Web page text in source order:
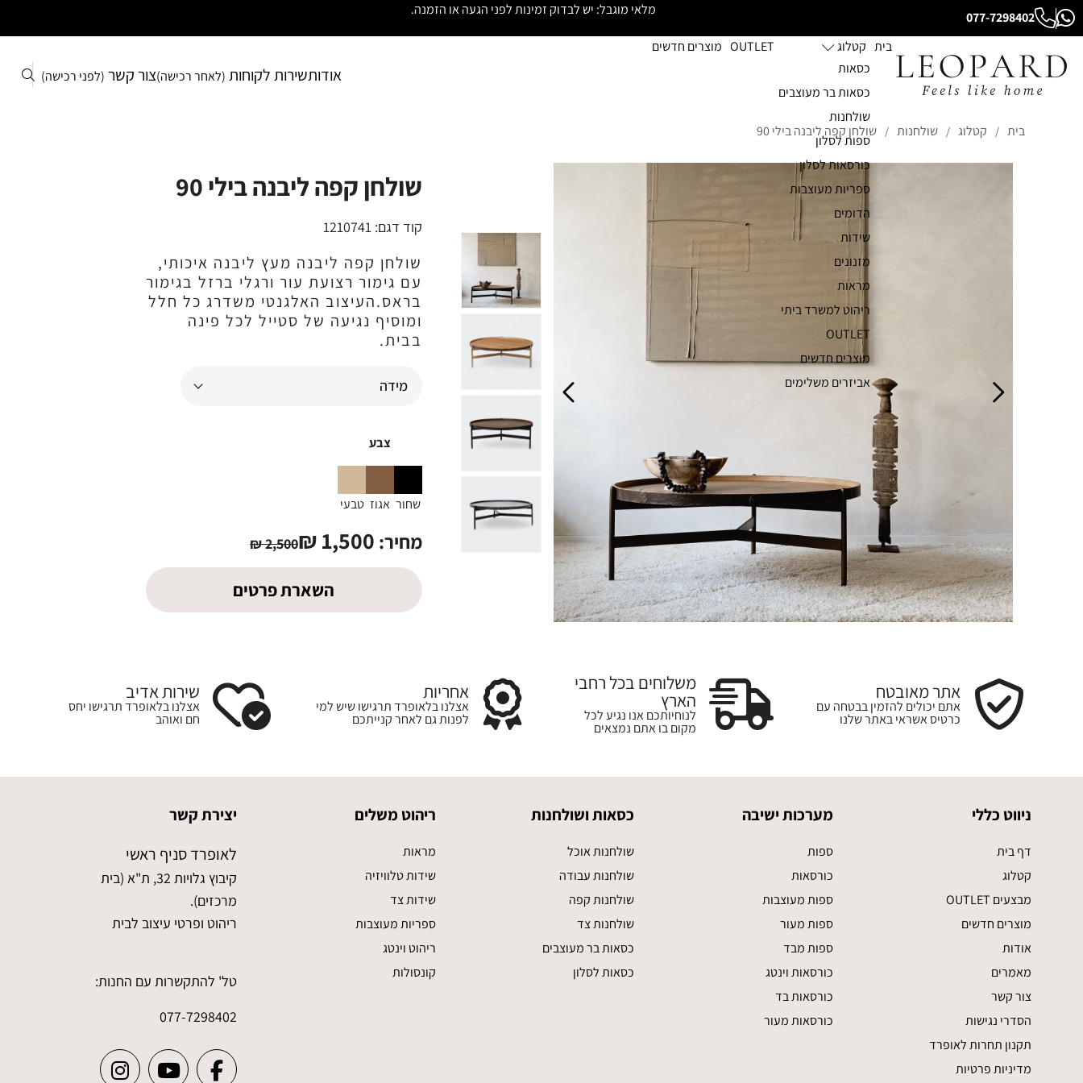
מלאי מוגבל: יש לבדוק זמינות לפני הגעה או הזמנה.
077-7298402
בית קטלוג
כסאות
כסאות בר מעוצבים
שולחנות
ספות לסלון
כורסאות לסלון
ספריות מעוצבות
הדומים
שידות
מזנונים
מראות
ריהוט למשרד ביתי
OUTLET
מוצרים חדשים
אביזרים משלימים
OUTLET מוצרים חדשים
אודותשירות לקוחות (לאחר רכישה)צור קשר (לפני רכישה)
בית / קטלוג / שולחנות / שולחן קפה ליבנה בילי 90
שולחן קפה ליבנה בילי 90
קוד דגם: 1210741
שולחן קפה ליבנה מעץ ליבנה איכותי,
עם גימור רצועת עור ורגלי ברזל בגימור
בראס.העיצוב האלגנטי משדרג כל חלל
ומוסיף נגיעה של סטייל לכל פינה
בבית.
צבע
שחור אגוז טבעי
מחיר: 1,500
₪
2,500
₪
השארת פרטים
אתר מאובטח
אתם יכולים להזמין בבטחה עם
כרטיס אשראי באתר שלנו
משלוחים בכל רחבי
הארץ
לנוחיותכם אנו נגיע לכל
מקום בו אתם נמצאים
אחריות
אצלנו בלאופרד תרגישו שיש למי
לפנות גם לאחר קנייתכם
שירות אדיב
אצלנו בלאופרד תרגישו יחס
חם ואוהב
ניווט כללי
דף בית
קטלוג
מבצעים OUTLET
מוצרים חדשים
אודות
מאמרים
צור קשר
הסדרי נגישות
תקנון תחרות לאופרד
מדיניות פרטיות
מערכות ישיבה
ספות
כורסאות
ספות מעוצבות
ספות מעור
ספות מבד
כורסאות וינטג
כורסאות בד
כורסאות מעור
כסאות ושולחנות
שולחנות אוכל
שולחנות עבודה
שולחנות קפה
שולחנות צד
כסאות בר מעוצבים
כסאות לסלון
ריהוט משלים
מראות
שידות טלוויזיה
שידות צד
ספריות מעוצבות
ריהוט וינטג
קונסולות
יצירת קשר
לאופרד סניף ראשי
קיבוץ גלויות 32, ת"א (בית
מרכזים).
ריהוט ופרטי עיצוב לבית
טל' להתקשרות עם החנות:
077-7298402